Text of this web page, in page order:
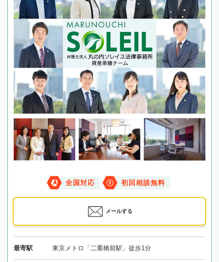
全国対応 初回相談無料
メールする
最寄駅 東京メトロ「二重橋前駅」徒歩1分